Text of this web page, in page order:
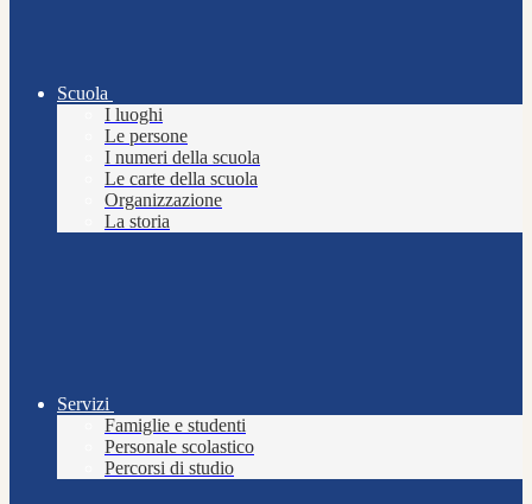
Scuola
I luoghi
Le persone
I numeri della scuola
Le carte della scuola
Organizzazione
La storia
Servizi
Famiglie e studenti
Personale scolastico
Percorsi di studio